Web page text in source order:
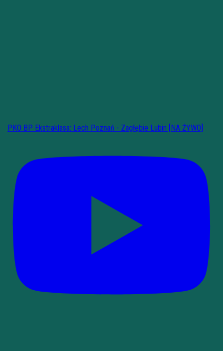
PKO BP Ekstraklasa: Lech Poznań - Zagłębie Lubin [NA ŻYWO]